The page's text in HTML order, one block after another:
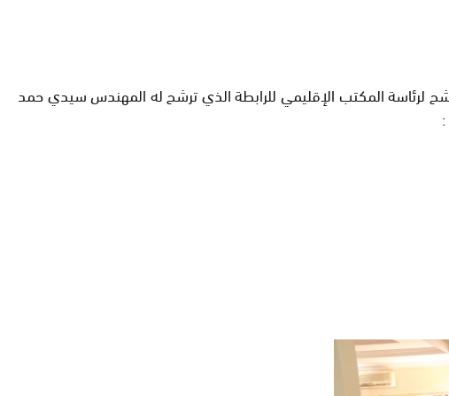
لرئاسة المكتب الإقليمي للرابطة الذي ترشح له المهندس سيدي حمد
: